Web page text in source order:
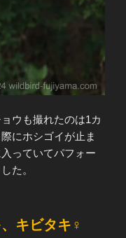
ウも撮れたのは1カ
にホシゴイが止ま
っていてパフォー
た。
キビタキ♀